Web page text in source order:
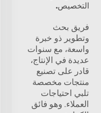
التخصيص.
فريق بحث
وتطوير ذو خبرة
واسعة، مع سنوات
عديدة في الإنتاج،
قادر على تصنيع
منتجات مخصصة
تلبي احتياجات
العملاء. وهو فائق